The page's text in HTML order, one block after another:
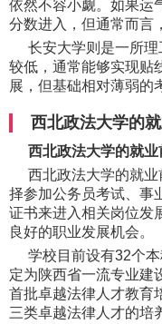
依然不容小觑。如果运
分数进入，但通常而言
长安大学则是一所
较低，通常能够实现贴
展，但基础相对薄弱的
西北政法大学的
西北政法大学的就业
西北政法大学的就
择参加公务员考试、事
证书来进入相关岗位发
良好的职业发展机会。
学校目前设有32个
定为陕西省一流专业建
首批卓越法律人才教育
三类卓越法律人才的培